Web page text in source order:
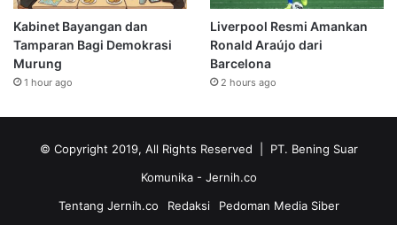
Kabinet Bayangan dan
Tamparan Bagi Demokrasi
Murung
1 hour ago
Liverpool Resmi Amankan
Ronald Araújo dari
Barcelona
2 hours ago
© Copyright 2019, All Rights Reserved | PT. Bening Suar
Komunika - Jernih.co
Tentang Jernih.co
Redaksi Pedoman Media Siber